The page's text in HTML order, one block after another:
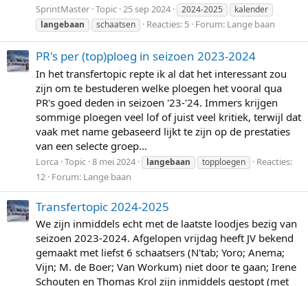
SprintMaster Topic 25 sep 2024 2024-2025
kalender
langebaan
schaatsen Reacties: 5 Forum: Lange baan
PR's per (top)ploeg in seizoen 2023-2024
In het transfertopic repte ik al dat het interessant zou
zijn om te bestuderen welke ploegen het vooral qua
PR's goed deden in seizoen '23-'24. Immers krijgen
sommige ploegen veel lof of juist veel kritiek, terwijl dat
vaak met name gebaseerd lijkt te zijn op de prestaties
van een selecte groep...
Lorca Topic 8 mei 2024 langebaan topploegen
Reacties:
12 Forum: Lange baan
Transfertopic 2024-2025
We zijn inmiddels echt met de laatste loodjes bezig van
seizoen 2023-2024. Afgelopen vrijdag heeft JV bekend
gemaakt met liefst 6 schaatsers (N'tab; Yoro; Anema;
Vijn; M. de Boer; Van Workum) niet door te gaan; Irene
Schouten en Thomas Krol zijn inmiddels gestopt (met